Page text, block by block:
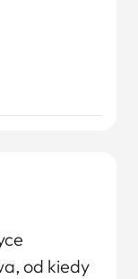
od kiedy